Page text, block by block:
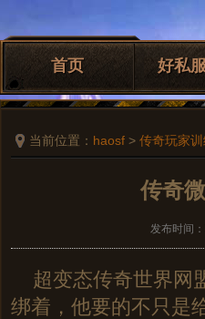
首页 好私
当前位置： haosf > 传奇玩家训
传奇
发布时间：
超变态传奇世界网
绑着，他要的不只是